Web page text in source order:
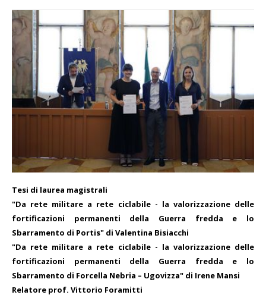
Tesi di laurea magistrali
"Da rete militare a rete ciclabile - la valorizzazione delle
fortificazioni permanenti della Guerra fredda e lo
Sbarramento di Portis" di Valentina Bisiacchi
"Da rete militare a rete ciclabile - la valorizzazione delle
fortificazioni permanenti della Guerra fredda e lo
Sbarramento di Forcella Nebria – Ugovizza" di Irene Mansi
Relatore prof. Vittorio Foramitti